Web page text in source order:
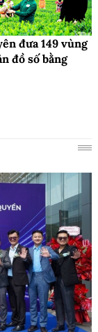
đưa 149 vùng
đồ số bằng